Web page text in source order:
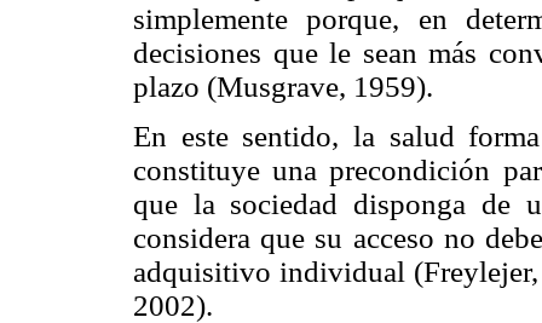
simplemente porque, en
decisiones que le sean más
plazo (Musgrave, 1959).
En este sentido, la salud
constituye una precondición
que la sociedad disponga de
considera que su acceso no
adquisitivo individual (Freylejer,
2002).